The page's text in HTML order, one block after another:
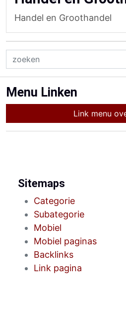
Handel en Groothandel
Menu Linken
Link menu
Sitemaps
Categorie
Subategorie
Mobiel
Mobiel paginas
Backlinks
Link pagina